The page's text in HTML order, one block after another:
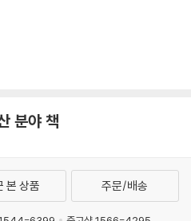
분야 책
본 상품 주문/배송